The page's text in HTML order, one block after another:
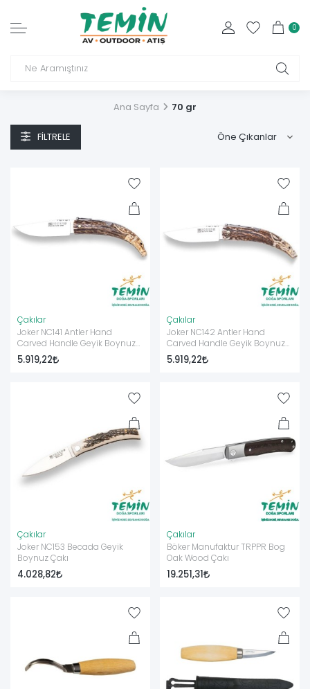
0
Ana Sayfa 70 gr
FILTRELE
Çakılar
Joker NC141 Antler Hand
Carved Handle Geyik Boynuz
Çakı
5.919,22
Çakılar
Joker NC142 Antler Hand
Carved Handle Geyik Boynuz
Çakı
5.919,22
Çakılar
Joker NC153 Becada Geyik
Boynuz Çakı
4.028,82
Çakılar
Böker Manufaktur TRPPR Bog
Oak Wood Çakı
19.251,31